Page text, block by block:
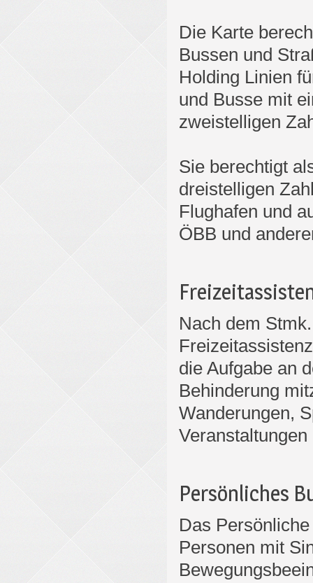
Die Karte
Bussen und
Holding Linien
und Busse mit
zweistelligen
Sie berechtigt
dreistelligen
Flughafen und
ÖBB und
Nach dem
die Aufgabe an
Behinderung
Wanderungen,
Veranstaltungen
Persönliches
Das
Personen mit